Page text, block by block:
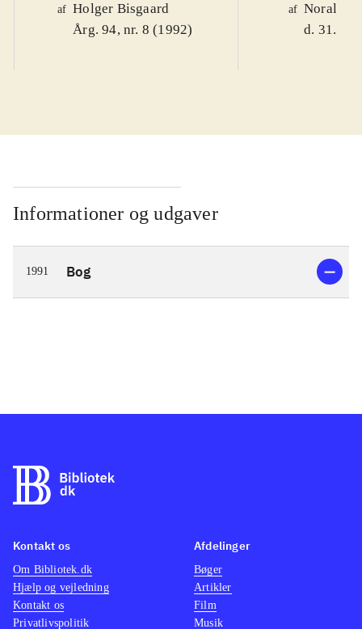
af Holger Bisgaard
Årg. 94, nr. 8 (1992)
af Noralv
d. 31.
Informationer og udgaver
1991 Bog
Kontakt os
Om Bibliotek.dk
Hjælp og vejledning
Kontakt os
Privatlivspolitik
Afdelinger
Bøger
Artikler
Film
Musik